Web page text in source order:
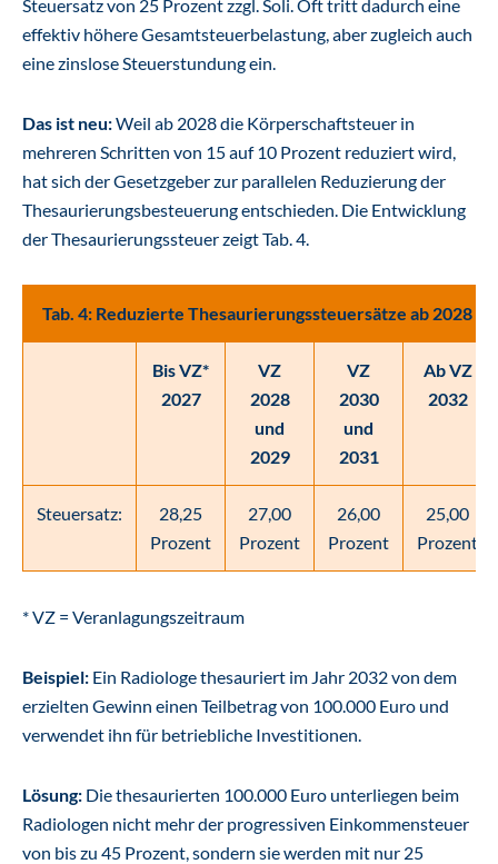
Steuersatz von 25 Prozent zzgl. Soli. Oft tritt dadurch eine
effektiv höhere Gesamtsteuerbelastung, aber zugleich auch
eine zinslose Steuerstundung ein.
Das ist neu:Weil ab 2028 die Körperschaftsteuer in
mehreren Schritten von 15 auf 10 Prozent reduziert wird,
hat sich der Gesetzgeber zur parallelen Reduzierung der
Thesaurierungsbesteuerung entschieden. Die Entwicklung
der Thesaurierungssteuer zeigt Tab. 4.
Tab. 4: Reduzierte Thesaurierungssteuersätze ab 2028
Bis VZ*
2027
VZ
2028
und
2029
VZ
2030
und
2031
Ab VZ
2032
Steuersatz:
28,25
Prozent
27,00
Prozent
26,00
Prozent
25,00
Prozent
* VZ = Veranlagungszeitraum
Beispiel: Ein Radiologe thesauriert im Jahr 2032 von dem
erzielten Gewinn einen Teilbetrag von 100.000 Euro und
verwendet ihn für betriebliche Investitionen.
Lösung: Die thesaurierten 100.000 Euro unterliegen beim
Radiologen nicht mehr der progressiven Einkommensteuer
von bis zu 45 Prozent, sondern sie werden mit nur 25